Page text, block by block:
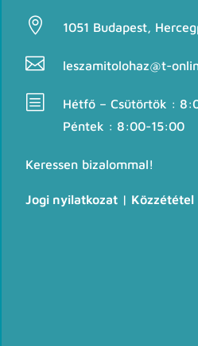
 1051 Budapest,
 leszamitolohaz@t-
b
Hétfő – Csütörtök :
Péntek : 8:00-15:00
Keressen bizalommal!
Jogi nyilatkozat | Közzététel